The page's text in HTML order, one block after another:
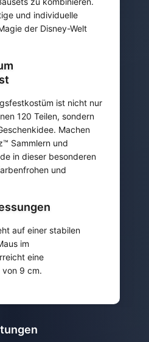
und individuelle
der Disney-Welt
ist nicht nur
120 Teilen, sondern
Machen
Sammlern und
in dieser besonderen
und
auf einer stabilen
im
eine
von 9 cm.